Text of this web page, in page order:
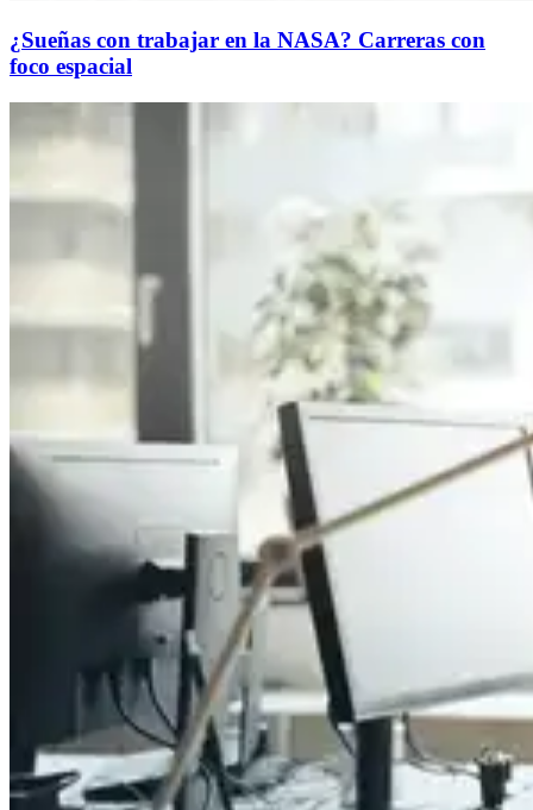
¿Sueñas con trabajar en la NASA? Carreras con
foco espacial